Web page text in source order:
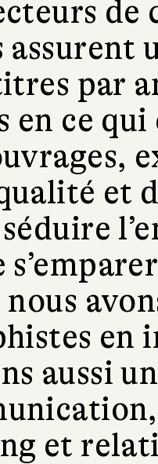
de
assurent
par
ce qui
et
en
aussi
et